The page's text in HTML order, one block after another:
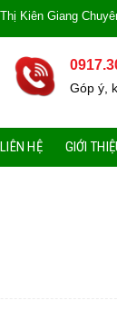
Giang Chuyên:
Góp ý,
LIÊN HỆ GIỚI